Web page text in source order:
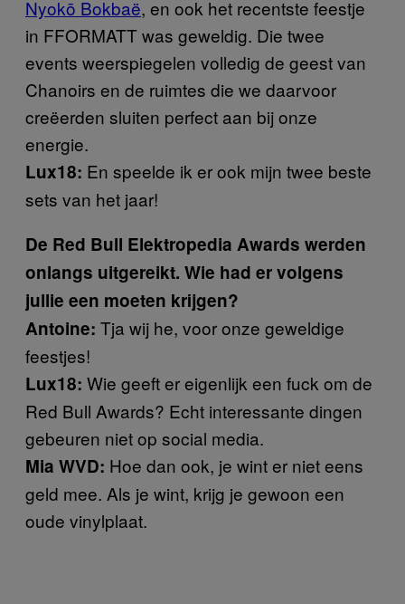
Nyokō Bokbaë, en ook het recentste feestje
in FFORMATT was geweldig. Die twee
events weerspiegelen volledig de geest van
Chanoirs en de ruimtes die we daarvoor
creëerden sluiten perfect aan bij onze
energie.
Lux18: En speelde ik er ook mijn twee beste
sets van het jaar!
De Red Bull Elektropedia Awards werden
onlangs uitgereikt. Wie had er volgens
jullie een moeten krijgen?
Antoine: Tja wij he, voor onze geweldige
feestjes!
Lux18: Wie geeft er eigenlijk een fuck om de
Red Bull Awards? Echt interessante dingen
gebeuren niet op social media.
Mia WVD: Hoe dan ook, je wint er niet eens
geld mee. Als je wint, krijg je gewoon een
oude vinylplaat.